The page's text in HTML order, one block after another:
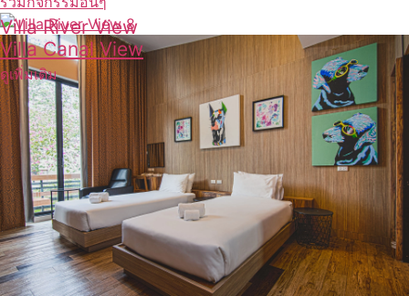
Villa River View
ดูเพิ่มเติม
Villa Canal View
ดูเพิ่มเติม